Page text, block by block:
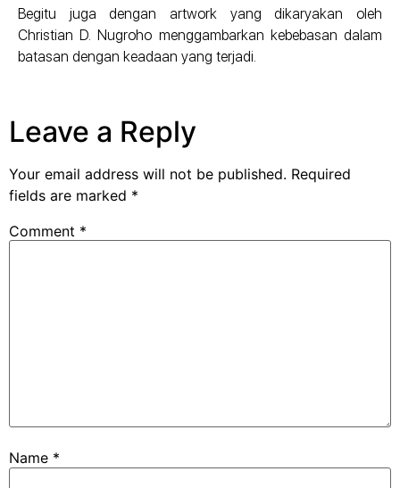
Begitu juga dengan artwork yang dikaryakan oleh
Christian D. Nugroho menggambarkan kebebasan dalam
batasan dengan keadaan yang terjadi.
Leave a Reply
Your email address will not be published. Required
fields are marked *
Comment *
Name *